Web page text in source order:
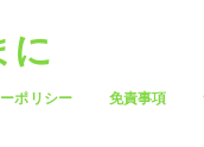
に
ポリシー 免責事項